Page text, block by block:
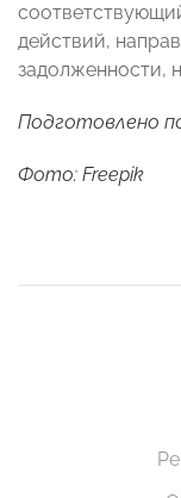
действий,
задолженности,
Подготовлено
Фото: Freepik